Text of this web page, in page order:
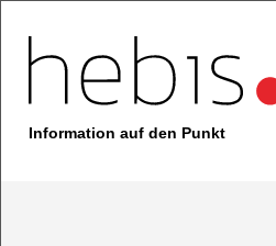
Information auf den Punkt